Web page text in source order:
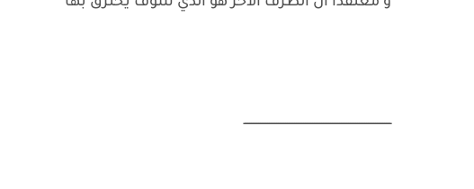
ــــــــــــــــــــــــــــــــــــــــــــــــــــــــــــــــــــــــــــــــــ